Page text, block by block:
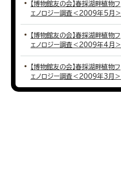
【博物館友の会】春採湖畔植物フ
ェノロジー調査＜2009年5月＞
【博物館友の会】春採湖畔植物フ
ェノロジー調査＜2009年4月＞
【博物館友の会】春採湖畔植物フ
ェノロジー調査＜2009年3月＞